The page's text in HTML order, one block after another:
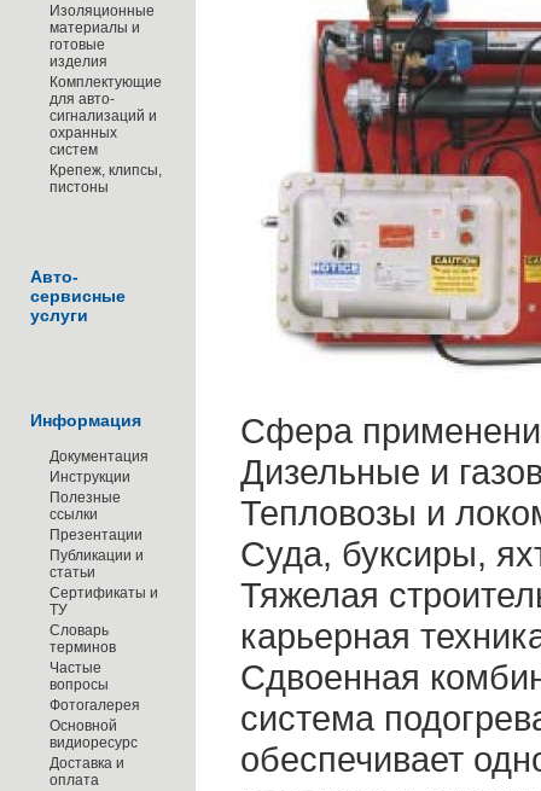
Изоляционные
материалы и
готовые
изделия
Комплектующие
для авто-
сигнализаций и
охранных
систем
Крепеж, клипсы,
пистоны
Авто-
сервисные
услуги
Информация
Документация
Инструкции
Полезные
ссылки
Презентации
Публикации и
статьи
Сертификаты и
ТУ
Словарь
терминов
Частые
вопросы
Фотогалерея
Основной
видиоресурс
Доставка и
оплата
Сфера
Дизельные и
Тепловозы и
Суда, буксиры,
Тяжелая
карьерная
Сдвоенная
система
обеспечивает